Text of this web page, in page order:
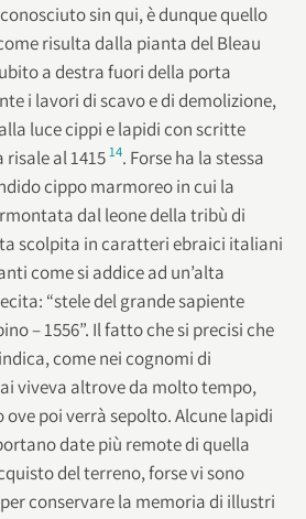
sin qui, è dunque quello
risulta dalla pianta del Bleau
a destra fuori della porta
i lavori di scavo e di demolizione,
luce cippi e lapidi con scritte
al 141514. Forse ha la stessa
cippo marmoreo in cui la
dal leone della tribù di
scolpita in caratteri ebraici italiani
come si addice ad un’alta
“stele del grande sapiente
– 1556”. Il fatto che si precisi che
come nei cognomi di
viveva altrove da molto tempo,
poi verrà sepolto. Alcune lapidi
date più remote di quella
del terreno, forse vi sono
conservare la memoria di illustri